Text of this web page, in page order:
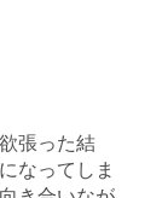
張った結
なってしま